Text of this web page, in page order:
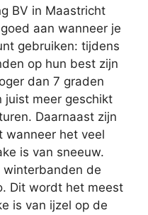
BV in Maastricht
aan wanneer je
gebruiken: tijdens
op hun best zijn
dan 7 graden
juist meer geschikt
Daarnaast zijn
wanneer het veel
is van sneeuw.
winterbanden de
Dit wordt het meest
is van ijzel op de